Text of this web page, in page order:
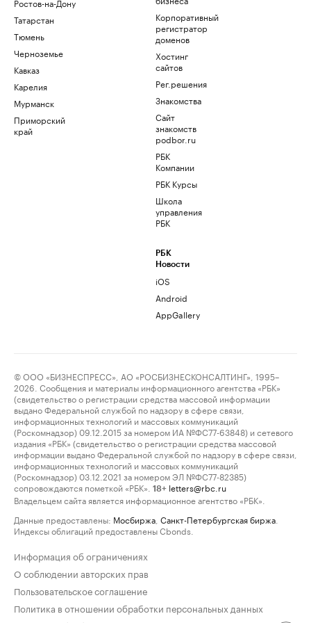
Татарстан
Тюмень
Черноземье
Кавказ
Карелия
Мурманск
Приморский
край
Корпоративный
регистратор
доменов
Хостинг
сайтов
Рег.решения
Знакомства
Сайт
знакомств
podbor.ru
РБК
Компании
РБК Курсы
Школа
управления
РБК
РБК
Новости
iOS
Android
AppGallery
© ООО «БИЗНЕСПРЕСС», АО «РОСБИЗНЕСКОНСАЛТИНГ», 1995–
2026. Сообщения и материалы информационного агентства «РБК»
(свидетельство о регистрации средства массовой информации
выдано Федеральной службой по надзору в сфере связи,
информационных технологий и массовых коммуникаций
(Роскомнадзор) 09.12.2015 за номером ИА №ФС77-63848) и сетевого
издания «РБК» (свидетельство о регистрации средства массовой
информации выдано Федеральной службой по надзору в сфере связи,
информационных технологий и массовых коммуникаций
(Роскомнадзор) 03.12.2021 за номером ЭЛ №ФС77-82385)
сопровождаются пометкой «РБК».
18+ letters@rbc.ru
Владельцем сайта является информационное агентство «РБК».
Данные предоставлены: Мосбиржа Санкт-Петербургская биржа
Индексы облигаций предоставлены Cbonds.
Информация об ограничениях
О соблюдении авторских прав
Пользовательское соглашение
Политика в отношении обработки персональных данных